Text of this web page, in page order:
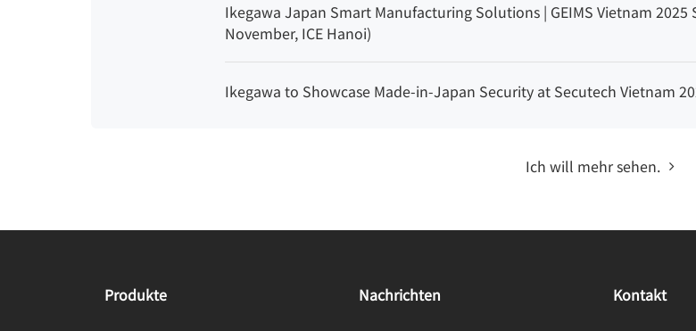
Ikegawa Japan Smart Manufacturing Solutions | GEIMS Vietnam 2025
November, ICE Hanoi)
Ikegawa to Showcase Made-in-Japan Security at Secutech Vietnam
Ich will mehr sehen.
Produkte Nachrichten Kontakt